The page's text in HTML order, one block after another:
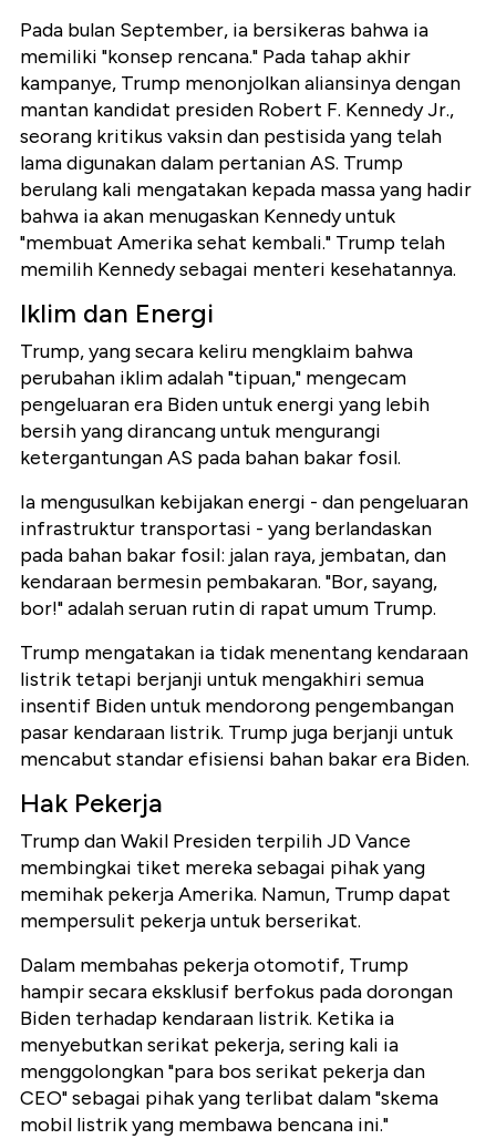
Pada bulan September, ia bersikeras bahwa ia
memiliki "konsep rencana." Pada tahap akhir
kampanye, Trump menonjolkan aliansinya dengan
mantan kandidat presiden Robert F. Kennedy Jr.,
seorang kritikus vaksin dan pestisida yang telah
lama digunakan dalam pertanian AS. Trump
berulang kali mengatakan kepada massa yang hadir
bahwa ia akan menugaskan Kennedy untuk
"membuat Amerika sehat kembali." Trump telah
memilih Kennedy sebagai menteri kesehatannya.
Iklim dan Energi
Trump, yang secara keliru mengklaim bahwa
perubahan iklim adalah "tipuan," mengecam
pengeluaran era Biden untuk energi yang lebih
bersih yang dirancang untuk mengurangi
ketergantungan AS pada bahan bakar fosil.
Ia mengusulkan kebijakan energi - dan pengeluaran
infrastruktur transportasi - yang berlandaskan
pada bahan bakar fosil: jalan raya, jembatan, dan
kendaraan bermesin pembakaran. "Bor, sayang,
bor!" adalah seruan rutin di rapat umum Trump.
Trump mengatakan ia tidak menentang kendaraan
listrik tetapi berjanji untuk mengakhiri semua
insentif Biden untuk mendorong pengembangan
pasar kendaraan listrik. Trump juga berjanji untuk
mencabut standar efisiensi bahan bakar era Biden.
Hak Pekerja
Trump dan Wakil Presiden terpilih JD Vance
membingkai tiket mereka sebagai pihak yang
memihak pekerja Amerika. Namun, Trump dapat
mempersulit pekerja untuk berserikat.
Dalam membahas pekerja otomotif, Trump
hampir secara eksklusif berfokus pada dorongan
Biden terhadap kendaraan listrik. Ketika ia
menyebutkan serikat pekerja, sering kali ia
menggolongkan "para bos serikat pekerja dan
CEO" sebagai pihak yang terlibat dalam "skema
mobil listrik yang membawa bencana ini."